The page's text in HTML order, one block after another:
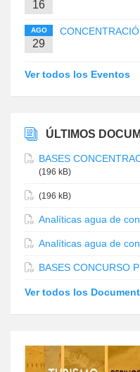
16
AGO
29
Ver todos los Eventos
ÚLTIMOS
BASES
(196 kB)
(196 kB)
Analíticas agua de
Analíticas agua de
BASES CONCURSO
Ver todos los